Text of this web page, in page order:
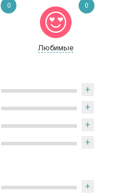
Любимые
0 0
+
+
+
+
+